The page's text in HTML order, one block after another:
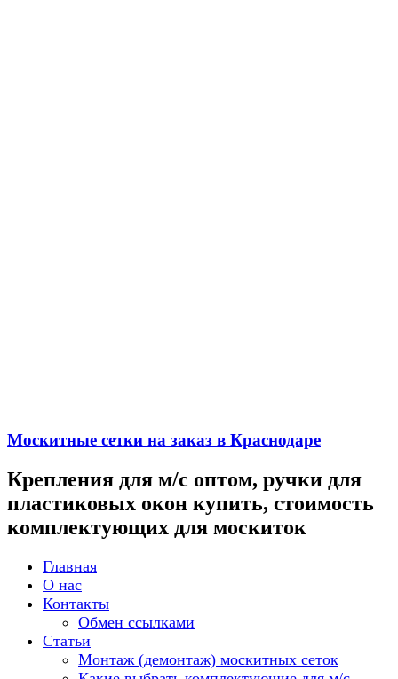
Москитные сетки на заказ в Краснодаре
Крепления для м/с оптом, ручки для
пластиковых окон купить, стоимость
комплектующих для москиток
Главная
О нас
Контакты
Обмен ссылками
Статьи
Монтаж (демонтаж) москитных сеток